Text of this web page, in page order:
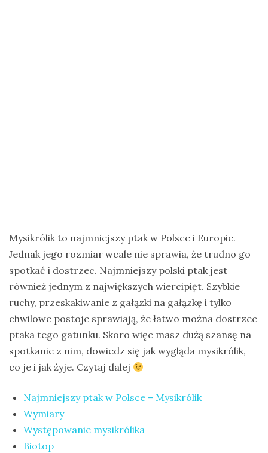
Mysikrólik to najmniejszy ptak w Polsce i Europie.
Jednak jego rozmiar wcale nie sprawia, że trudno go
spotkać i dostrzec. Najmniejszy polski ptak jest
również jednym z największych wiercipięt. Szybkie
ruchy, przeskakiwanie z gałązki na gałązkę i tylko
chwilowe postoje sprawiają, że łatwo można dostrzec
ptaka tego gatunku. Skoro więc masz dużą szansę na
spotkanie z nim, dowiedz się jak wygląda mysikrólik,
co je i jak żyje. Czytaj dalej
Najmniejszy ptak w Polsce – Mysikrólik
Wymiary
Występowanie mysikrólika
Biotop
Lanki
–
wycieczka
Sri
Lankę
raport
Wrona
jak
wygląda,
co